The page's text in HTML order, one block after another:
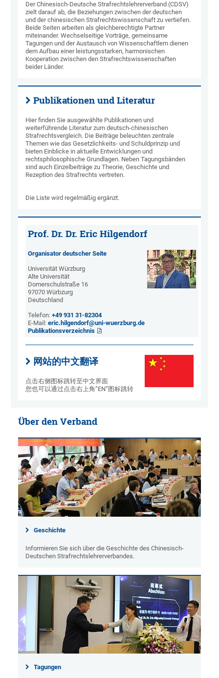
Der Chinesisch-Deutsche Strafrechtslehrerverband (CDSV)
zielt darauf ab, die Beziehungen zwischen der deutschen
und der chinesischen Strafrechtswissenschaft zu vertiefen.
Beide Seiten arbeiten als gleichberechtigte Partner
miteinander. Wechselseitige Vorträge, gemeinsame
Tagungen und der Austausch von Wissenschaftlern dienen
dem Aufbau einer leistungsstarken, harmonischen
Kooperation zwischen den Strafrechtswissenschaften
beider Länder.
Publikationen und Literatur
Hier finden Sie ausgewählte Publikationen und
weiterführende Literatur zum deutsch-chinesischen
Strafrechtsvergleich. Die Beiträge beleuchten zentrale
Themen wie das Gesetzlichkeits- und Schuldprinzip und
bieten Einblicke in aktuelle Entwicklungen und
rechtsphilosophische Grundlagen. Neben Tagungsbänden
sind auch Einzelbeiträge zu Theorie, Geschichte und
Rezeption des Strafrechts vertreten.
Die Liste wird regelmäßig ergänzt.
Prof. Dr. Dr. Eric Hilgendorf
Organisator deutscher Seite
Universität Würzburg
Alte Universität
Domerschulstraße 16
97070 Würbzurg
Deutschland
Telefon:+49 931 31-82304
E-Mail:eric.hilgendorf@uni-wuerzburg.de
Publikationsverzeichnis
网站的中文翻译
点击右侧图标跳转至中文界面
您也可以通过点击右上角“EN”图标跳转
Über den Verband
Geschichte
Informieren Sie sich über die Geschichte des Chinesisch-
Deutschen Strafrechtslehrerverbandes.
Tagungen